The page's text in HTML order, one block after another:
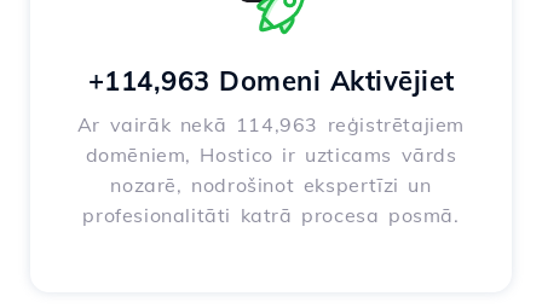
+114,963 Domeni Aktivējiet
Ar vairāk nekā 114,963 reģistrētajiem
domēniem, Hostico ir uzticams vārds
nozarē, nodrošinot ekspertīzi un
profesionalitāti katrā procesa posmā.